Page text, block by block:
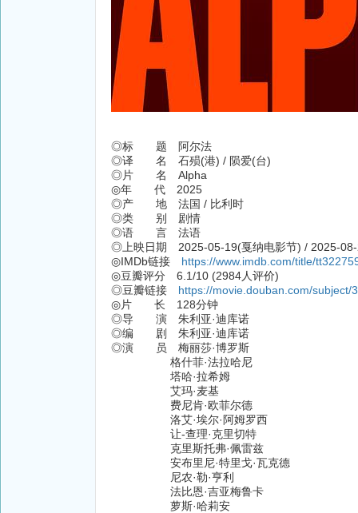
◎标 题 阿尔法
◎译 名 石殒(港) / 陨爱(台)
◎片 名 Alpha
◎年 代 2025
◎产 地 法国 / 比利时
◎类 别 剧情
◎语 言 法语
◎上映日期 2025-05-19(戛纳电影节) / 2025-
◎IMDb链接 https://www.imdb.com/title/
◎豆瓣评分 6.1/10 (2984人评价)
◎豆瓣链接 https://movie.douban.com/subject/
◎片 长 128分钟
◎导 演 朱利亚·迪库诺
◎编 剧 朱利亚·迪库诺
◎演 员 梅丽莎·博罗斯
格什菲·法拉哈尼
塔哈·拉希姆
艾玛·麦基
费尼肯·欧菲尔德
洛艾·埃尔·阿姆罗西
让-查理·克里切特
克里斯托弗·佩雷兹
安布里尼·特里戈·瓦克德
尼农·勒·亨利
法比恩·吉亚梅鲁卡
萝斯·哈莉安